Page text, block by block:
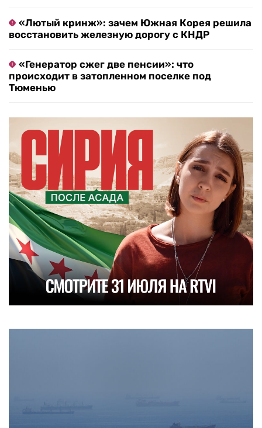
«Лютый кринж»: зачем Южная Корея решила
восстановить железную дорогу с КНДР
«Генератор сжег две пенсии»: что
происходит в затопленном поселке под
Тюменью